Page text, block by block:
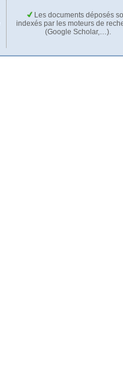
Les documents déposés
indexés par les moteurs de
(Google Scholar,…).